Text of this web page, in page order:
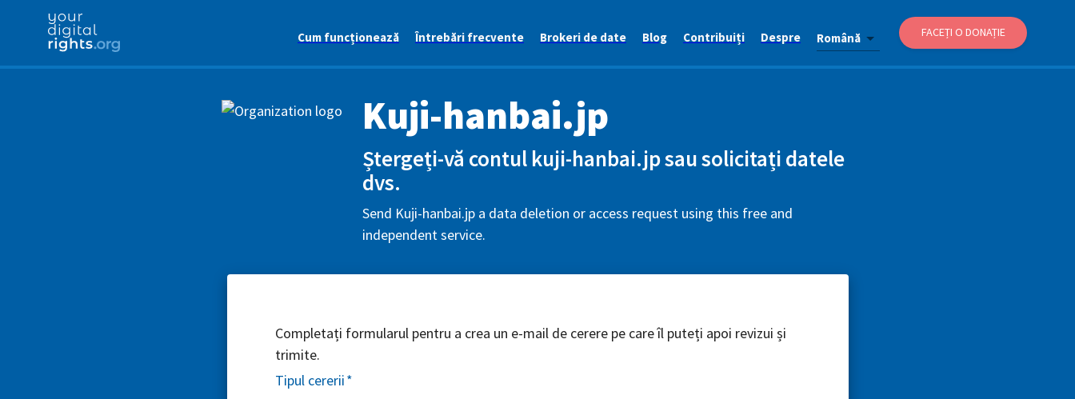
Cum funcționează Întrebări frecvente Brokeri de date Blog Contribuiți Despre Română FACEȚI O DONAȚIE
Kuji-hanbai.jp
Ștergeți-vă contul kuji-hanbai.jp sau solicitați datele
dvs.
Send Kuji-hanbai.jp a data deletion or access request using this free and
independent service.
Completați formularul pentru a crea un e-mail de cerere pe care îl puteți apoi revizui și
trimite.
Tipul cererii*